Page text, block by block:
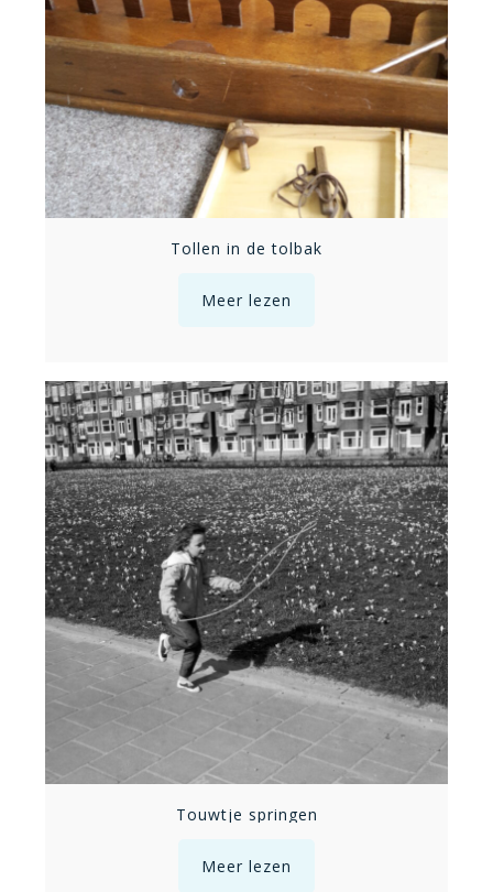
Tollen in de tolbak
Meer lezen
Touwtje springen
Meer lezen